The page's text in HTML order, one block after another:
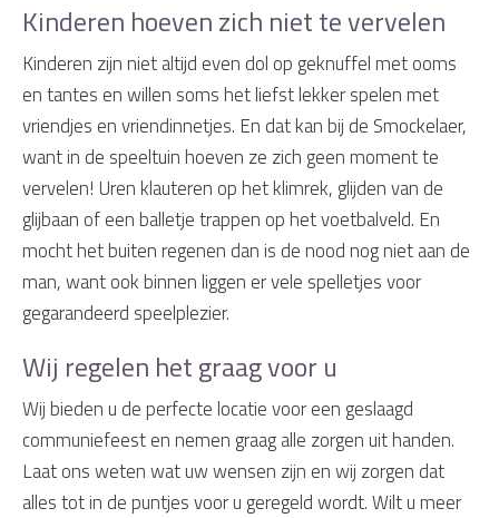
Kinderen hoeven zich niet te vervelen
Kinderen zijn niet altijd even dol op geknuffel met ooms
en tantes en willen soms het liefst lekker spelen met
vriendjes en vriendinnetjes. En dat kan bij de Smockelaer,
want in de speeltuin hoeven ze zich geen moment te
vervelen! Uren klauteren op het klimrek, glijden van de
glijbaan of een balletje trappen op het voetbalveld. En
mocht het buiten regenen dan is de nood nog niet aan de
man, want ook binnen liggen er vele spelletjes voor
gegarandeerd speelplezier.
Wij regelen het graag voor u
Wij bieden u de perfecte locatie voor een geslaagd
communiefeest en nemen graag alle zorgen uit handen.
Laat ons weten wat uw wensen zijn en wij zorgen dat
alles tot in de puntjes voor u geregeld wordt. Wilt u meer